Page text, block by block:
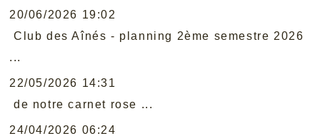
20/06/2026 19:02
Club des Aînés - planning 2ème semestre 2026
...
22/05/2026 14:31
de notre carnet rose ...
24/04/2026 06:24